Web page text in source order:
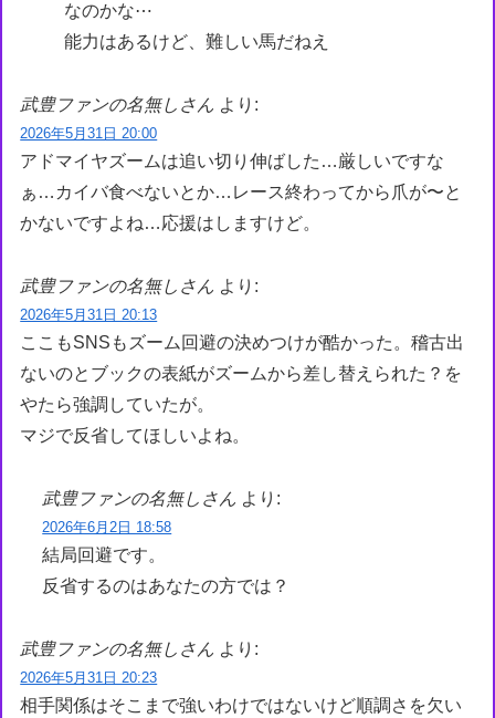
なのかな⋯
能力はあるけど、難しい馬だねえ
武豊ファンの名無しさん より:
2026年5月31日 20:00
アドマイヤズームは追い切り伸ばした…厳しいですな
ぁ…カイバ食べないとか…レース終わってから爪が〜と
かないですよね…応援はしますけど。
武豊ファンの名無しさん より:
2026年5月31日 20:13
ここもSNSもズーム回避の決めつけが酷かった。稽古出
ないのとブックの表紙がズームから差し替えられた？を
やたら強調していたが。
マジで反省してほしいよね。
武豊ファンの名無しさん より:
2026年6月2日 18:58
結局回避です。
反省するのはあなたの方では？
武豊ファンの名無しさん より:
2026年5月31日 20:23
相手関係はそこまで強いわけではないけど順調さを欠い